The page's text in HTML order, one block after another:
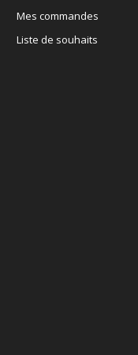
Mes commandes
Liste de souhaits